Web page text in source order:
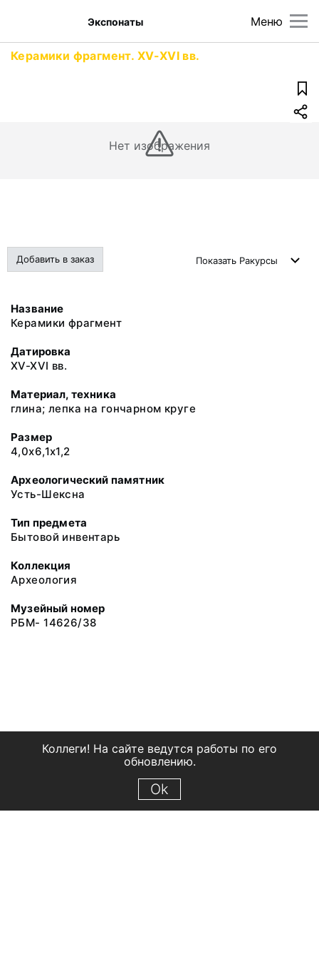
Меню
Экспонаты
Керамики фрагмент. XV-XVI вв.
Нет изображения
Добавить в заказ Показать Ракурсы
Название
Керамики фрагмент
Датировка
XV-XVI вв.
Материал, техника
глина; лепка на гончарном круге
Размер
4,0х6,1х1,2
Археологический памятник
Усть-Шексна
Тип предмета
Бытовой инвентарь
Коллекция
Археология
Музейный номер
РБМ- 14626/38
Коллеги! На сайте ведутся работы по его
обновлению.
Ok